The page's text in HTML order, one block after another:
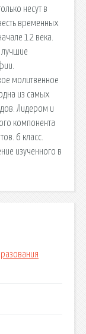
несут в
временных
12 века.
лучшие
молитвенное
из самых
Лидером и
компонента
6 класс.
изученного в